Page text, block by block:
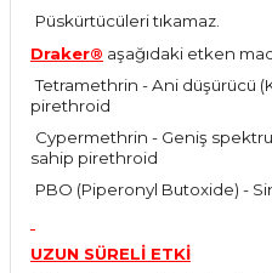
Püskürtücüleri tıkamaz.
Draker® aşağıdaki etken
Tetramethrin - Ani düşürücü
pirethroid
Cypermethrin - Geniş
sahip pirethroid
PBO (Piperonyl Butoxide) -
UZUN SÜRELİ ETKİ